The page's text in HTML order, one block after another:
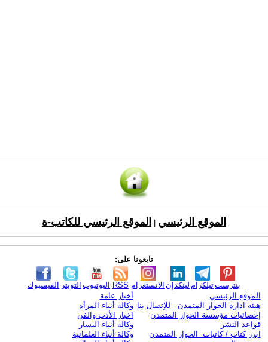
الموقع الرئيسي الموقع الرئيسي للكاتب-ة
تابعونا على:
الفيسبوك التويتر اليوتيوب RSS الانستغرام لينكدإن تيلكرامبنترست
الموقع الرئيسي
هيئة ادارة الحوار المتمدن - للإتصال بنا
إحصائيات مؤسسة الحوار المتمدن
قواعد النشر
ابرز كتاب / كاتبات الحوار المتمدن
أخبار عامة
وكالة أنباء المرأة
اخبار الأدب والفن
وكالة أنباء اليسار
وكالة أنباء العلمانية